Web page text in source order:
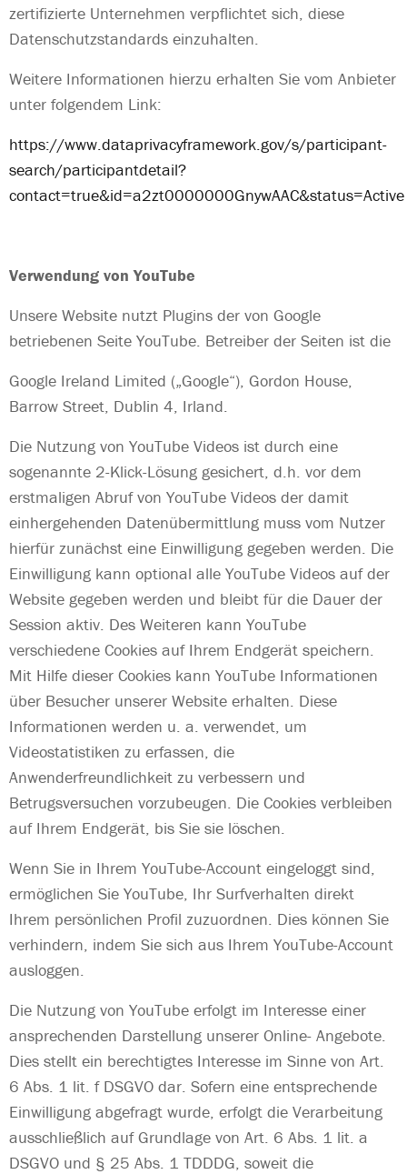
zertifizierte Unternehmen verpflichtet sich, diese
Datenschutzstandards einzuhalten.
Weitere Informationen hierzu erhalten Sie vom Anbieter
unter folgendem Link:
https://www.dataprivacyframework.gov/s/participant-
search/participantdetail?
contact=true&id=a2zt0000000GnywAAC&status=Active
Verwendung von YouTube
Unsere Website nutzt Plugins der von Google
betriebenen Seite YouTube. Betreiber der Seiten ist die
Google Ireland Limited („Google“), Gordon House,
Barrow Street, Dublin 4, Irland.
Die Nutzung von YouTube Videos ist durch eine
sogenannte 2-Klick-Lösung gesichert, d.h. vor dem
erstmaligen Abruf von YouTube Videos der damit
einhergehenden Datenübermittlung muss vom Nutzer
hierfür zunächst eine Einwilligung gegeben werden. Die
Einwilligung kann optional alle YouTube Videos auf der
Website gegeben werden und bleibt für die Dauer der
Session aktiv. Des Weiteren kann YouTube
verschiedene Cookies auf Ihrem Endgerät speichern.
Mit Hilfe dieser Cookies kann YouTube Informationen
über Besucher unserer Website erhalten. Diese
Informationen werden u. a. verwendet, um
Videostatistiken zu erfassen, die
Anwenderfreundlichkeit zu verbessern und
Betrugsversuchen vorzubeugen. Die Cookies verbleiben
auf Ihrem Endgerät, bis Sie sie löschen.
Wenn Sie in Ihrem YouTube-Account eingeloggt sind,
ermöglichen Sie YouTube, Ihr Surfverhalten direkt
Ihrem persönlichen Profil zuzuordnen. Dies können Sie
verhindern, indem Sie sich aus Ihrem YouTube-Account
ausloggen.
Die Nutzung von YouTube erfolgt im Interesse einer
ansprechenden Darstellung unserer Online- Angebote.
Dies stellt ein berechtigtes Interesse im Sinne von Art.
6 Abs. 1 lit. f DSGVO dar. Sofern eine entsprechende
Einwilligung abgefragt wurde, erfolgt die Verarbeitung
ausschließlich auf Grundlage von Art. 6 Abs. 1 lit. a
DSGVO und § 25 Abs. 1 TDDDG, soweit die